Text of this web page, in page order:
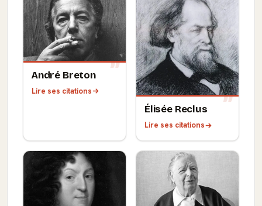
André Breton
Lire ses citations
Élisée Reclus
Lire ses citations